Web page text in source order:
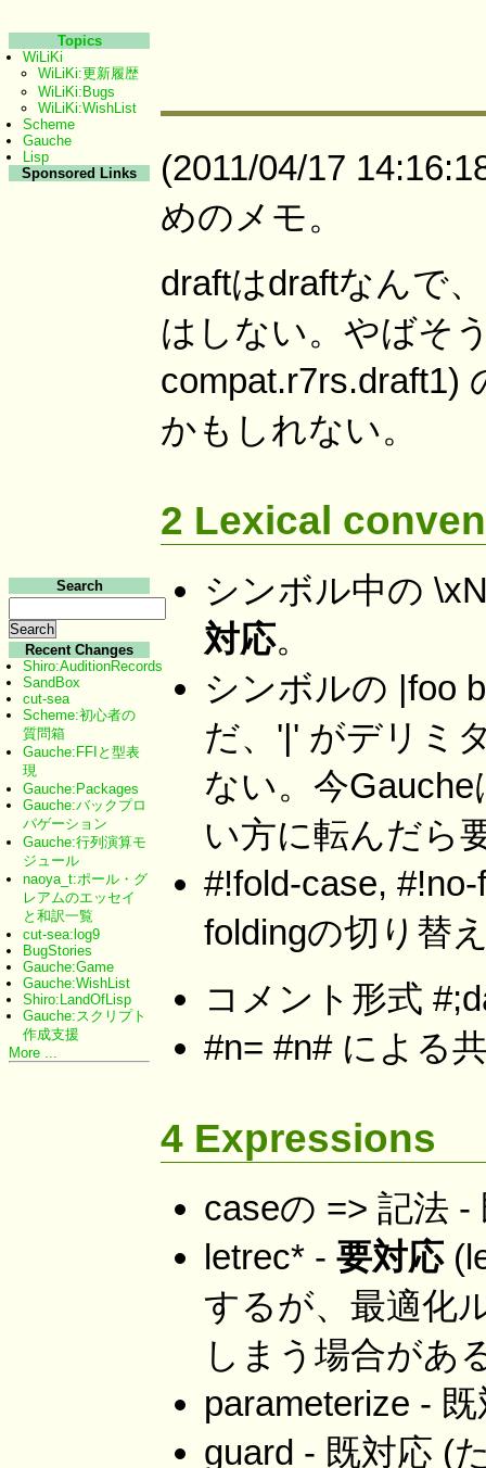
(2011/04/17
めのメモ。
draftはdraftなんで
はしない。やばそ
compat.r7rs.draft1)
かもしれない。
2 Lexical
シンボル中の
対応。
シンボルの |foo
だ、'|' がデリミ
ない。今
い方に転んだら
#!fold-case,
foldingの切り替
コメント形式
#n= #n# による
4 Expressions
caseの => 記法 -
letrec* - 要対応
するが、最適化
しまう場合があ
parameterize -
guard - 既対応 (
Topics
WiLiKi
WiLiKi:更新履歴
WiLiKi:Bugs
WiLiKi:WishList
Scheme
Gauche
Lisp
Sponsored Links
Search
Recent Changes
Shiro:AuditionRecords
SandBox
cut-sea
Scheme:初心者の
質問箱
Gauche:FFIと型表
現
Gauche:Packages
Gauche:バックプロ
パゲーション
Gauche:行列演算モ
ジュール
naoya_t:ポール・グ
レアムのエッセイ
と和訳一覧
cut-sea:log9
BugStories
Gauche:Game
Gauche:WishList
Shiro:LandOfLisp
Gauche:スクリプト
作成支援
More ...